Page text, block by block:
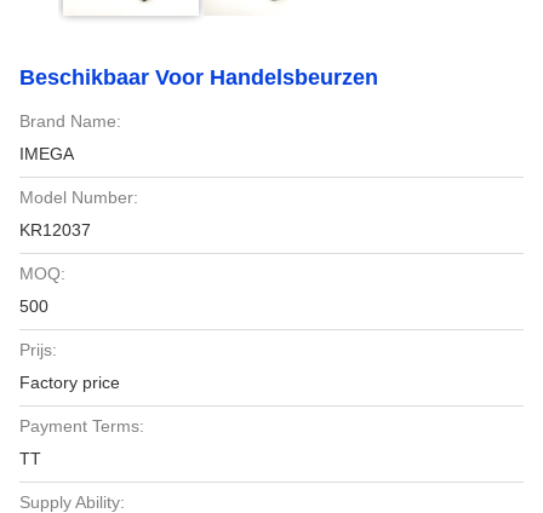
Beschikbaar Voor Handelsbeurzen
Brand Name:
IMEGA
Model Number:
KR12037
MOQ:
500
Prijs:
Factory price
Payment Terms:
TT
Supply Ability: